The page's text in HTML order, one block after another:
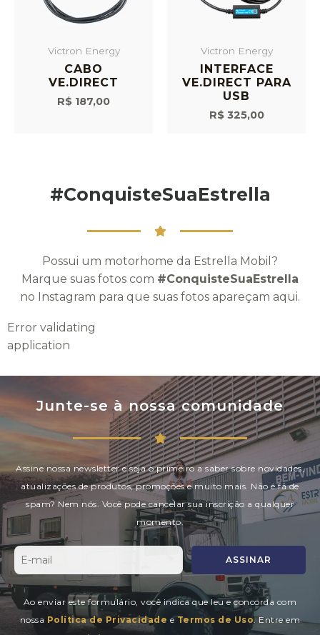
Victron Energy
CABO
VE.DIRECT
R$ 187,00
Victron Energy
INTERFACE
VE.DIRECT PARA
USB
R$325,00
#ConquisteSuaEstrella
Possui um motorhome da Estrella Mobil?
Marque suas fotos com #ConquisteSuaEstrella
no Instagram para que suas fotos apareçam aqui.
Error validating
application
Junte-se à nossa comunidade
Assine nossa newsletter e seja o primeiro a saber sobre novidades,
atualizações de produtos, promoções e muito mais. Não é fã de
spam? Nem nós. Você pode cancelar sua inscrição a qualquer
momento.
ASSINAR
Ao enviar este formulário, você indica que leu e concorda com
nossa Política de Privacidade eTermos de Uso. Entre em